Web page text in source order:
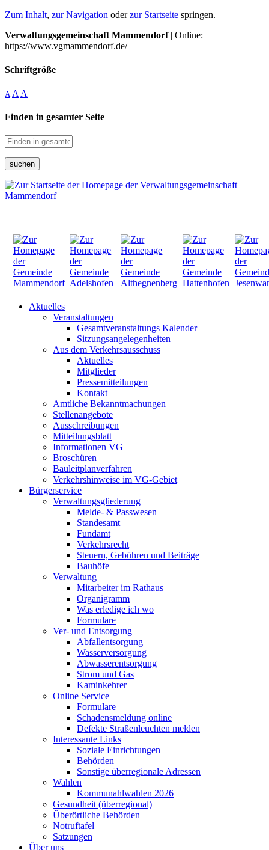
Zum Inhalt, zur Navigation oderzur Startseite springen.
Verwaltungsgemeinschaft Mammendorf| Online:
https://www.vgmammendorf.de/
Schriftgröße
A A A
Finden in gesamter Seite
suchen
Aktuelles
Veranstaltungen
Gesamtveranstaltungs Kalender
Sitzungsangelegenheiten
Aus dem Verkehrsausschuss
Aktuelles
Mitglieder
Pressemitteilungen
Kontakt
Amtliche Bekanntmachungen
Stellenangebote
Ausschreibungen
Mitteilungsblatt
Informationen VG
Broschüren
Bauleitplanverfahren
Verkehrshinweise im VG-Gebiet
Bürgerservice
Verwaltungsgliederung
Melde- & Passwesen
Standesamt
Fundamt
Verkehrsrecht
Steuern, Gebühren und Beiträge
Bauhöfe
Verwaltung
Mitarbeiter im Rathaus
Organigramm
Was erledige ich wo
Formulare
Ver- und Entsorgung
Abfallentsorgung
Wasserversorgung
Abwasserentsorgung
Strom und Gas
Kaminkehrer
Online Service
Formulare
Schadensmeldung online
Defekte Straßenleuchten melden
Interessante Links
Soziale Einrichtungen
Behörden
Sonstige überregionale Adressen
Wahlen
Kommunahlwahlen 2026
Gesundheit (überregional)
Überörtliche Behörden
Notruftafel
Satzungen
Über uns